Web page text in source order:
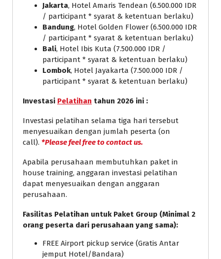
Jakarta, Hotel Amaris Tendean (6.500.000 IDR
/ participant * syarat & ketentuan berlaku)
Bandung, Hotel Golden Flower (6.500.000 IDR
/ participant * syarat & ketentuan berlaku)
Bali, Hotel Ibis Kuta (7.500.000 IDR /
participant * syarat & ketentuan berlaku)
Lombok, Hotel Jayakarta (7.500.000 IDR /
participant * syarat & ketentuan berlaku)
Investasi Pelatihan tahun 2026 ini :
Investasi pelatihan selama tiga hari tersebut
menyesuaikan dengan jumlah peserta (on
call). *Please feel free to contact us.
Apabila perusahaan membutuhkan paket in
house training, anggaran investasi pelatihan
dapat menyesuaikan dengan anggaran
perusahaan.
Fasilitas Pelatihan untuk Paket Group (Minimal 2
orang peserta dari perusahaan yang sama):
FREE Airport pickup service (Gratis Antar
jemput Hotel/Bandara)